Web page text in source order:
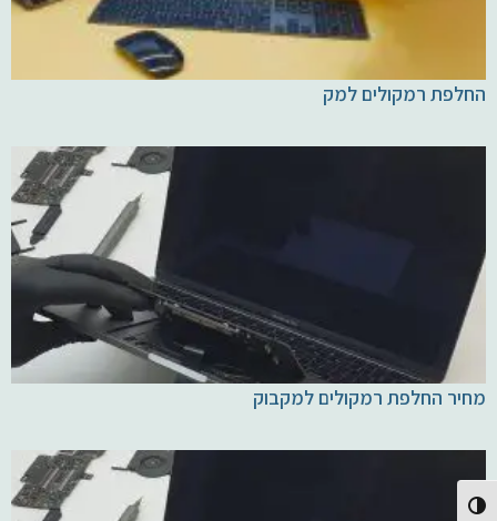
Toggle High Contrast
החלפת רמקולים למק
מחיר החלפת רמקולים למקבוק